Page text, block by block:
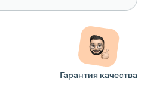
Гарантия качества